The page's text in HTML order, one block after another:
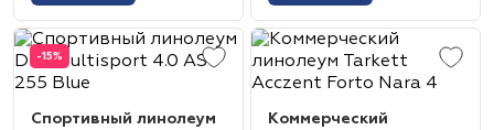
-15%
Спортивный линолеум
Коммерческий